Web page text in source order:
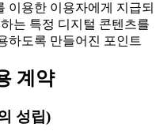
이용한 이용자에게 지급되
는 특정 디지털 콘텐츠를
하도록 만들어진 포인트
계약
성립)